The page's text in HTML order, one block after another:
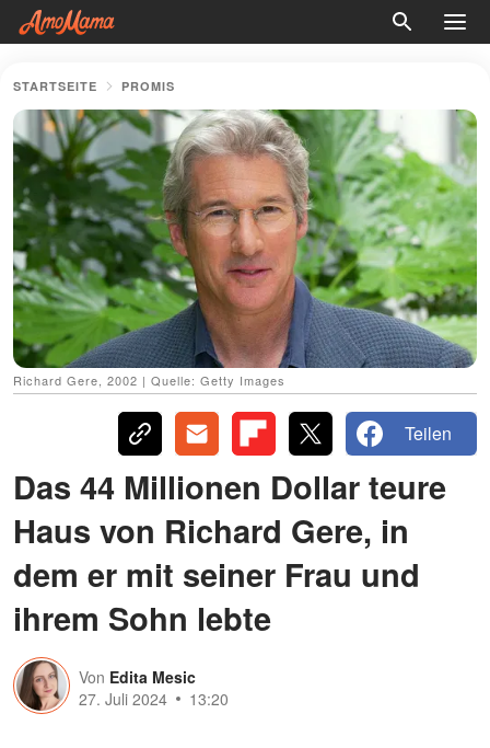
STARTSEITE PROMIS
Richard Gere, 2002 | Quelle: Getty Images
Teilen
Das 44 Millionen Dollar teure
Haus von Richard Gere, in
dem er mit seiner Frau und
ihrem Sohn lebte
Von Edita Mesic
27. Juli 2024
13:20